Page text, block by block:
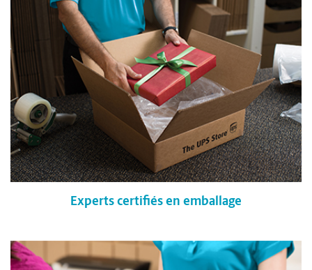
Experts certifiés en emballage